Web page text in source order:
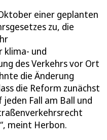
einer geplanten
zu, die
klima- und
des Verkehrs vor Ort
die Änderung
die Reform zunächst
Fall am Ball und
meint Herbon.